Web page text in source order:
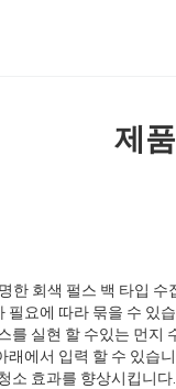
제
한 회색 펄스 백 타입
요에 따라 묶을 수 있
를 실현 할 수있는 먼
에서 입력 할 수 있습
소 효과를 향상시킵니다.